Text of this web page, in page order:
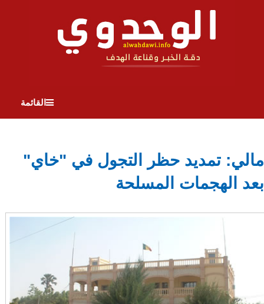
القائمة
مالي: تمديد حظر التجول في "خاي"
بعد الهجمات المسلحة